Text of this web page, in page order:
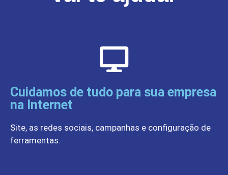
Cuidamos de tudo para sua empresa
na Internet
Site, as redes sociais, campanhas e configuração de
ferramentas.